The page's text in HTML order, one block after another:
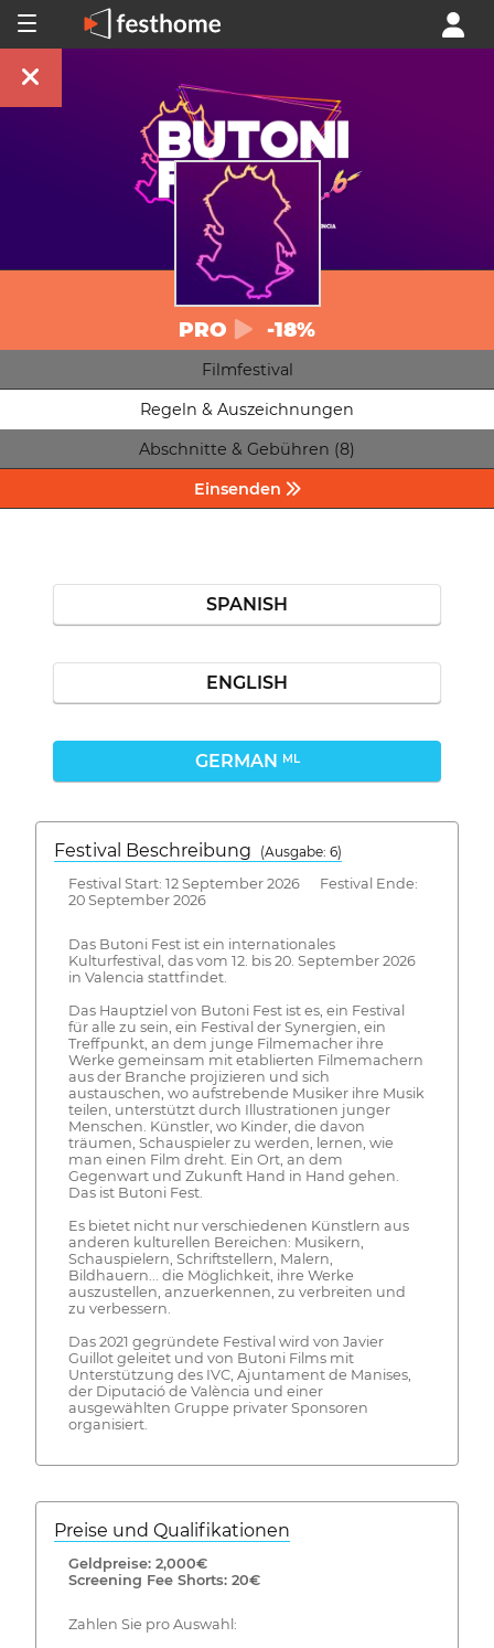
PRO -18%
Filmfestival
Regeln & Auszeichnungen
Abschnitte & Gebühren (8)
Einsenden
SPANISH
ENGLISH
GERMAN ML
Festival Beschreibung
(Ausgabe: 6)
Festival Start: 12 September 2026 Festival Ende:
20 September 2026
Das Butoni Fest ist ein internationales
Kulturfestival, das vom 12. bis 20. September 2026
in Valencia stattfindet.
Das Hauptziel von Butoni Fest ist es, ein Festival
für alle zu sein, ein Festival der Synergien, ein
Treffpunkt, an dem junge Filmemacher ihre
Werke gemeinsam mit etablierten Filmemachern
aus der Branche projizieren und sich
austauschen, wo aufstrebende Musiker ihre Musik
teilen, unterstützt durch Illustrationen junger
Menschen. Künstler, wo Kinder, die davon
träumen, Schauspieler zu werden, lernen, wie
man einen Film dreht. Ein Ort, an dem
Gegenwart und Zukunft Hand in Hand gehen.
Das ist Butoni Fest.
Es bietet nicht nur verschiedenen Künstlern aus
anderen kulturellen Bereichen: Musikern,
Schauspielern, Schriftstellern, Malern,
Bildhauern... die Möglichkeit, ihre Werke
auszustellen, anzuerkennen, zu verbreiten und
zu verbessern.
Das 2021 gegründete Festival wird von Javier
Guillot geleitet und von Butoni Films mit
Unterstützung des IVC, Ajuntament de Manises,
der Diputació de València und einer
ausgewählten Gruppe privater Sponsoren
organisiert.
Preise und Qualifikationen
Geldpreise: 2,000€
Screening Fee Shorts: 20€
Zahlen Sie pro Auswahl: